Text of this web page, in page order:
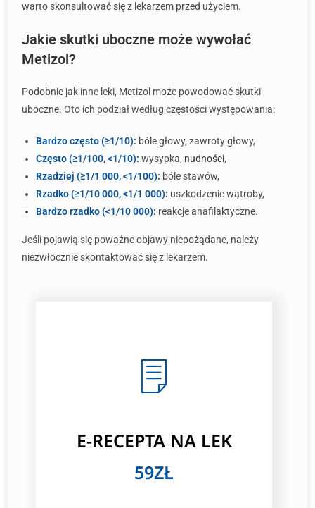
warto skonsultować się z lekarzem przed użyciem.
Jakie skutki uboczne może wywołać
Metizol?
Podobnie jak inne leki, Metizol może powodować skutki
uboczne. Oto ich podział według częstości występowania:
Bardzo często (≥1/10): bóle głowy, zawroty głowy,
Często (≥1/100, <1/10): wysypka, nudności,
Rzadziej (≥1/1 000, <1/100): bóle stawów,
Rzadko (≥1/10 000, <1/1 000): uszkodzenie wątroby,
Bardzo rzadko (<1/10 000): reakcje anafilaktyczne.
Jeśli pojawią się poważne objawy niepożądane, należy
niezwłocznie skontaktować się z lekarzem.
E-RECEPTA NA LEK
59ZŁ